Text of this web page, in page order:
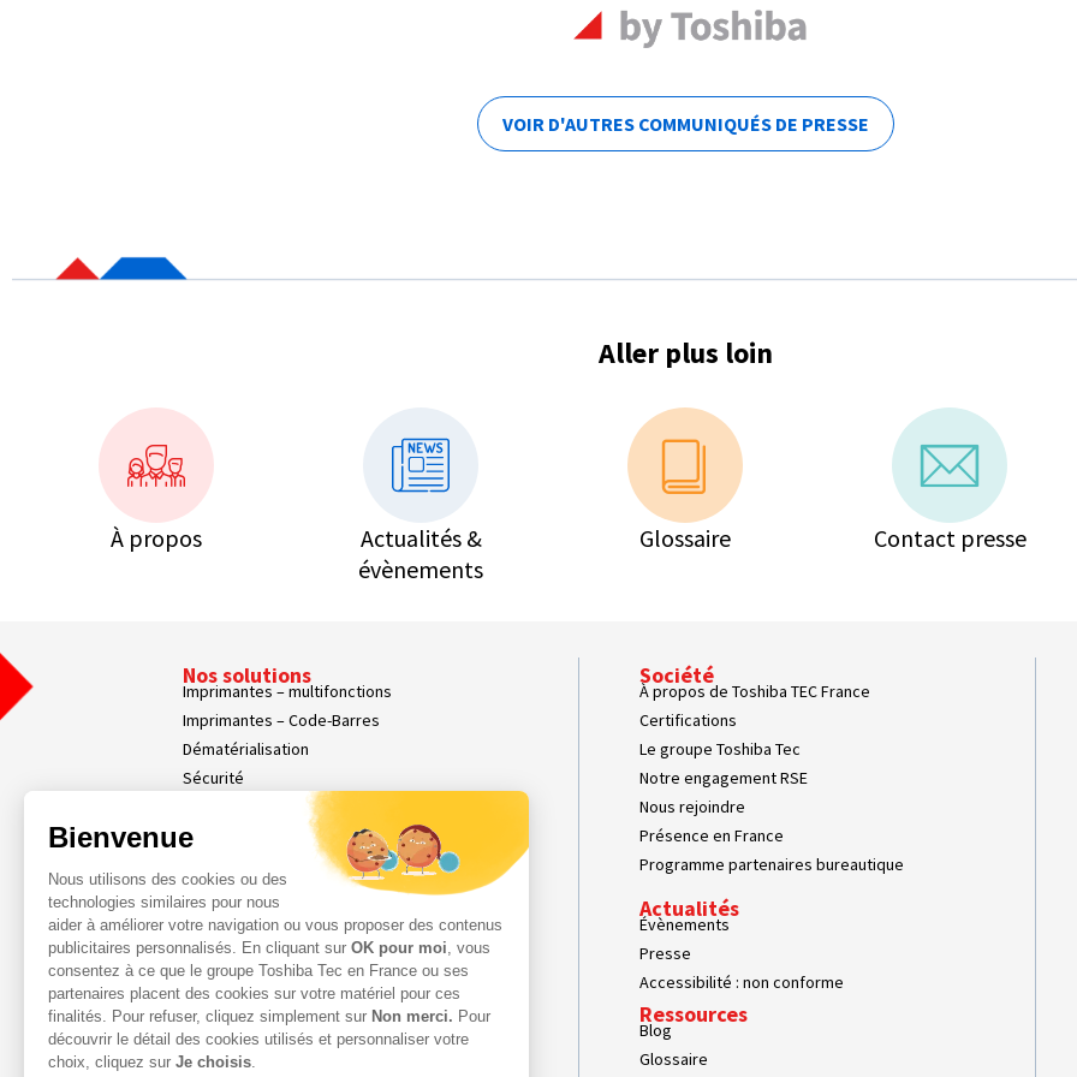
VOIR D'AUTRES COMMUNIQUÉS DE PRESSE
Aller plus loin
À propos
Actualités &
évènements
Glossaire Contact presse
Nos solutions
Imprimantes – multifonctions
Imprimantes – Code-Barres
Dématérialisation
Sécurité
Affichage dynamique
Nos Services
Services Parc d’Impression
Services Professionnels
Demande d'assistance
Contact
Espace Client
Société
À propos de Toshiba TEC France
Certifications
Le groupe Toshiba Tec
Notre engagement RSE
Nous rejoindre
Présence en France
Programme partenaires bureautique
Actualités
Évènements
Presse
Accessibilité : non conforme
Ressources
Blog
Glossaire
Bienvenue
Nous utilisons des cookies ou des
technologies similaires pour nous
aider à améliorer votre navigation ou vous proposer des contenus
publicitaires personnalisés. En cliquant sur OK pour moi , vous
consentez à ce que le groupe Toshiba Tec en France ou ses
partenaires placent des cookies sur votre matériel pour ces
finalités. Pour refuser, cliquez simplement sur Non merci. Pour
découvrir le détail des cookies utilisés et personnaliser votre
choix, cliquez sur Je choisis